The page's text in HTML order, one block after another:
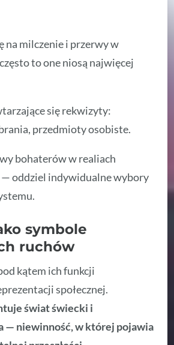
na milczenie i przerwy w
to one niosą najwięcej
się rekwizyty:
przedmioty osobiste.
bohaterów w realiach
— oddziel indywidualne wybory
symbole
ruchów
kątem ich funkcji
społecznej.
świat świecki i
— niewinność, w której pojawia